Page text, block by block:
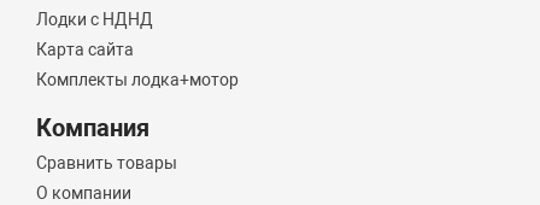
Лодки с НДНД
Карта сайта
Комплекты лодка+мотор
Компания
Сравнить товары
О компании